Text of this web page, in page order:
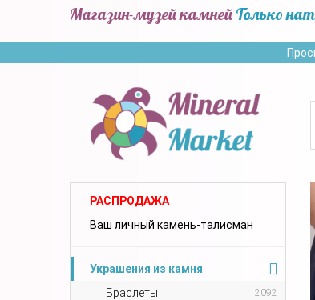
Магазин-музей камней Только
РАСПРОДАЖА
Ваш личный камень-талисман
Украшения из камня
Браслеты
2092